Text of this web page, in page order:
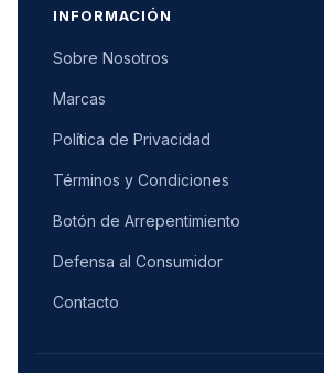
INFORMACIÓN
Sobre Nosotros
Marcas
Política de Privacidad
Términos y Condiciones
Botón de Arrepentimiento
Defensa al Consumidor
Contacto